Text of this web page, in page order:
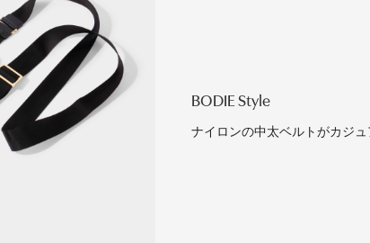
BODIE Style
ナイロンの中太ベルトがカジ